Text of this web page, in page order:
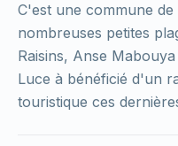
C'est une commune
nombreuses petites
Raisins, Anse
Luce à bénéficié d'un
touristique ces